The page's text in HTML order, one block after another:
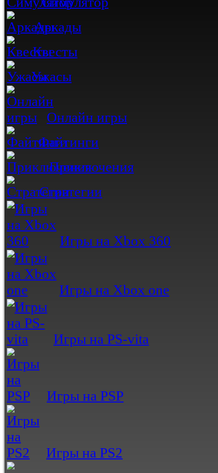
Аркады
Квесты
Ужасы
Онлайн игры
Файтинги
Приключения
Стратегии
Игры на Xbox 360
Игры на Xbox one
Игры на PS-vita
Игры на PSP
Игры на PS2